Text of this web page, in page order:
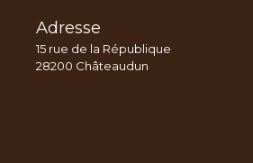
Adresse
15 rue de la République
28200 Châteaudun